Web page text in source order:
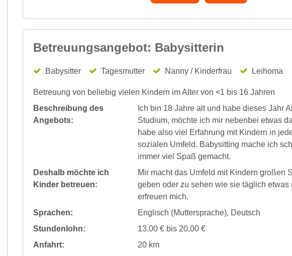
Betreuungsangebot: Babysitterin
Babysitter Tagesmutter Nanny / Kinderfrau Leihoma
Betreuung von beliebig vielen Kindern im Alter von <1 bis 16 Jahren
Beschreibung des
Angebots:
Ich bin 18 Jahre alt und habe dieses Jahr
Studium, möchte ich mir nebenbei etwas
habe also viel Erfahrung mit Kindern in
sozialen Umfeld. Babysitting mache ich
immer viel Spaß gemacht.
Deshalb möchte ich
Kinder betreuen:
Mir macht das Umfeld mit Kindern großen
geben oder zu sehen wie sie täglich
erfreuen mich.
Sprachen:
Englisch (Muttersprache), Deutsch
Stundenlohn:
13,00 € bis 20,00 €
Anfahrt:
20 km